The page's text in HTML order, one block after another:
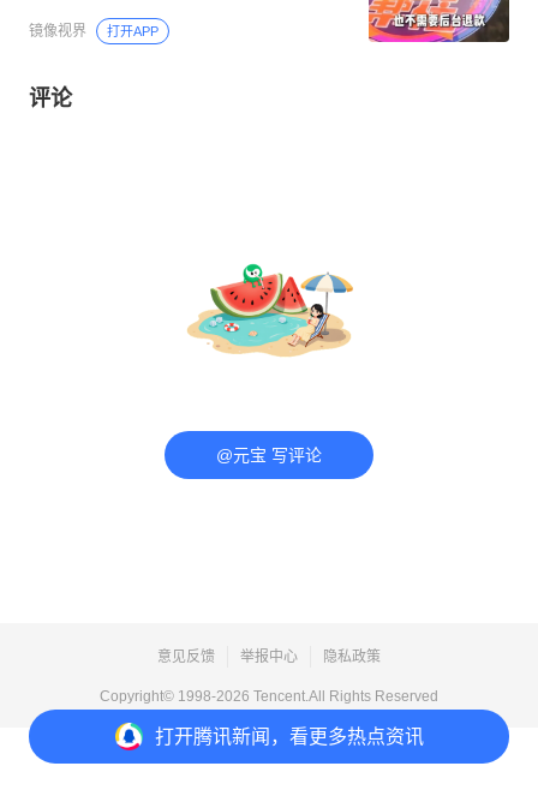
打开腾讯新闻，看更多热点资讯
镜像视界 打开APP
评论
@元宝 写评论
意见反馈 举报中心 隐私政策
Copyright© 1998-2026 Tencent.All Rights Reserved